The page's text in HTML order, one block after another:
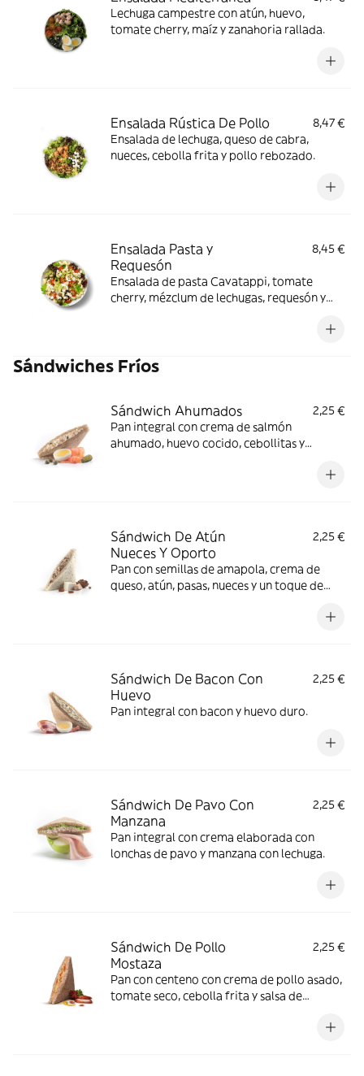
Lechuga campestre con atún, huevo,
tomate cherry, maíz y zanahoria rallada.
Ensalada Rústica De Pollo
8,47 €
Ensalada de lechuga, queso de cabra,
nueces, cebolla frita y pollo rebozado.
Ensalada Pasta y
Requesón
8,45 €
Ensalada de pasta Cavatappi, tomate
cherry, mézclum de lechugas, requesón y
Sándwiches Fríos
Sándwich Ahumados
2,25 €
Pan integral con crema de salmón
ahumado, huevo cocido, cebollitas y
Sándwich De Atún
Nueces Y Oporto
2,25 €
Pan con semillas de amapola, crema de
queso, atún, pasas, nueces y un toque de
Sándwich De Bacon Con
Huevo
2,25 €
Pan integral con bacon y huevo duro.
Sándwich De Pavo Con
Manzana
2,25 €
Pan integral con crema elaborada con
lonchas de pavo y manzana con lechuga.
Sándwich De Pollo
Mostaza
2,25 €
Pan con centeno con crema de pollo asado,
tomate seco, cebolla frita y salsa de